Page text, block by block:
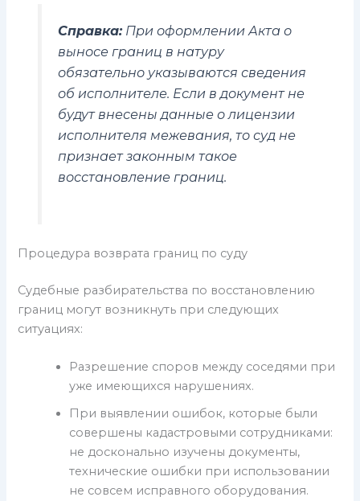
Справка:При оформлении Акта о
выносе границ в натуру
обязательно указываются сведения
об исполнителе. Если в документ не
будут внесены данные о лицензии
исполнителя межевания, то суд не
признает законным такое
восстановление границ.
Процедура возврата границ по суду
Судебные разбирательства по восстановлению
границ могут возникнуть при следующих
ситуациях:
Разрешение споров между соседями при
уже имеющихся нарушениях.
При выявлении ошибок, которые были
совершены кадастровыми сотрудниками:
не досконально изучены документы,
технические ошибки при использовании
не совсем исправного оборудования.